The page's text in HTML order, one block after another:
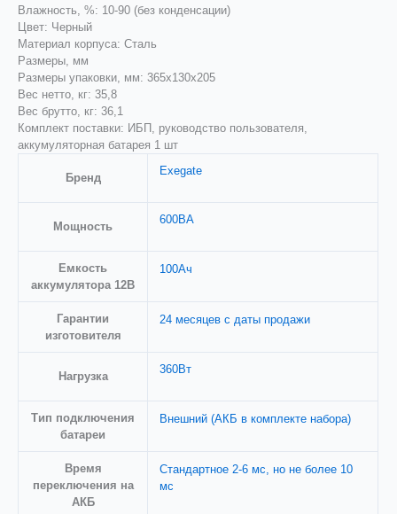
Влажность, %: 10-90 (без конденсации)
Цвет: Черный
Материал корпуса: Сталь
Размеры, мм
Размеры упаковки, мм: 365x130x205
Вес нетто, кг: 35,8
Вес брутто, кг: 36,1
Комплект поставки: ИБП, руководство пользователя,
аккумуляторная батарея 1 шт
Бренд
Exegate
Мощность
600ВА
Емкость
аккумулятора 12В
100Ач
Гарантии
изготовителя
24 месяцев с даты продажи
Нагрузка
360Вт
Тип подключения
батареи
Внешний (АКБ в комплекте набора)
Время
переключения на
АКБ
Стандартное 2-6 мс, но не более 10
мс